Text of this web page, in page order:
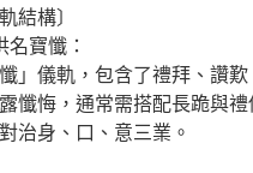
結構〕
名寶懺：
」儀軌，包含了禮拜、讚
懺悔，通常需搭配長跪與
治身、口、意三業。